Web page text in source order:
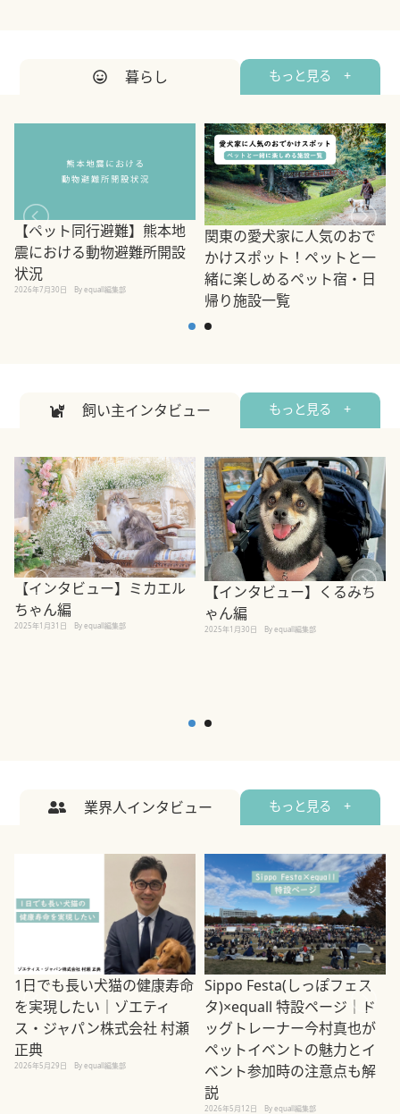
暮らし もっと見る +
【ペット同行避難】熊本地
震における動物避難所開設
状況
2026年7月30日 By equall編集部
関東の愛犬家に人気のおで
かけスポット！ペットと一
緒に楽しめるペット宿・日
帰り施設一覧
飼い主インタビュー もっと見る +
【インタビュー】ミカエル
ちゃん編
2025年1月31日 By equall編集部
【インタビュー】くるみち
ゃん編
2025年1月30日 By equall編集部
業界人インタビュー もっと見る +
1日でも長い犬猫の健康寿命
を実現したい｜ゾエティ
ス・ジャパン株式会社 村瀬
正典
2026年5月29日 By equall編集部
Sippo Festa(しっぽフェス
タ)×equall 特設ページ｜ド
ッグトレーナー今村真也が
ペットイベントの魅力とイ
ベント参加時の注意点も解
説
2026年5月12日 By equall編集部